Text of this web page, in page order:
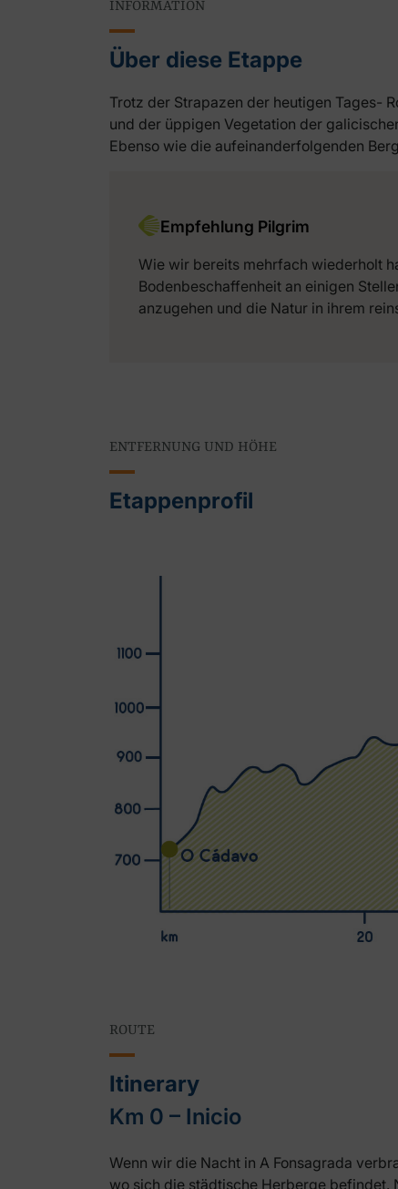
INFORMATION
Über diese Etappe
Trotz der Strapazen der heutigen Tages-
und der üppigen Vegetation der
Ebenso wie die aufeinanderfolgenden
Empfehlung Pilgrim
Wie wir bereits mehrfach wiederholt
Bodenbeschaffenheit an einigen
anzugehen und die Natur in ihrem
ENTFERNUNG UND HÖHE
Etappenprofil
ROUTE
Itinerary
Km 0 – Inicio
Wenn wir die Nacht in A Fonsagrada
wo sich die städtische Herberge